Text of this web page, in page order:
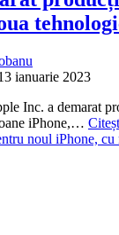
ianuarie 2023
Inc. a demarat
iPhone,…
noul iPhone,